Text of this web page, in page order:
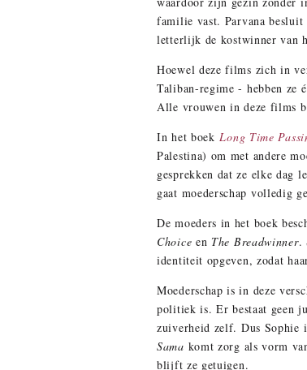
familie vast. Parvana
letterlijk de kostwinner van
Hoewel deze films zich in
Taliban-regime - hebben ze
Alle vrouwen in deze films
In het boekLong Time
Palestina) om met andere
gesprekken dat ze elke dag
gaat moederschap volledig
De moeders in het boek
Choice en The Breadwinner.
identiteit opgeven, zodat
Moederschap is in deze
politiek is. Er bestaat geen
zuiverheid zelf. Dus Sophie
Sama komt zorg als vorm
blijft ze getuigen.